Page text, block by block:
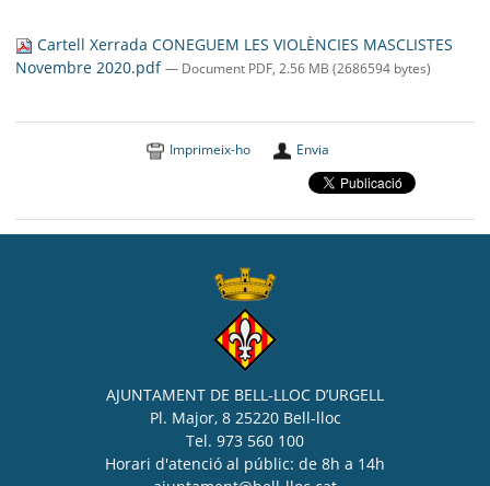
BELL-LLOC SOLUCIONA
Cartell Xerrada CONEGUEM LES VIOLÈNCIES MASCLISTES
Novembre 2020.pdf— Document PDF, 2.56 MB (2686594 bytes)
Imprimeix-ho Envia
AJUNTAMENT DE BELL-LLOC D’URGELL
Pl. Major, 8 25220 Bell-lloc
Tel. 973 560 100
Horari d'atenció al públic: de 8h a 14h